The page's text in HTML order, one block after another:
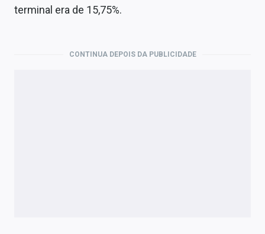
Política
terminal era de 15,75%.
CONTINUA DEPOIS DA PUBLICIDADE